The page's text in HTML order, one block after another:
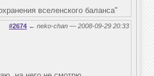
вселенского баланса"
#2674 ← neko-chan — 2008-09-29 20:33